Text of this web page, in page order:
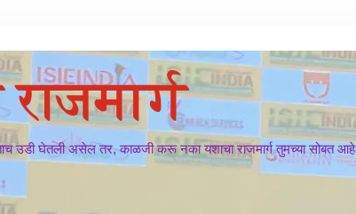
उडी घेतली असेल तर, काळजी करू नका यशाचा राजमार्ग तुमच्या सोबत आहे